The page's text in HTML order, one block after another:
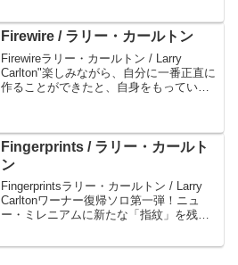
Small Tow...
Firewire / ラリー・カールトン
Firewireラリー・カールトン / Larry
Carlton"楽しみながら、自分に一番正直に
作ることができたと、自身をもっていえ
Fingerprints / ラリー・カールト
ン
Fingerprintsラリー・カールトン / Larry
Carltonワーナー復帰ソロ第一弾！ニュ
ー・ミレニアムに新たな「指紋」を残
帯よりDisc101. Fingerprints 4:5802....